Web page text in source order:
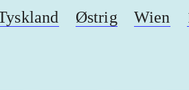
Østrig Wien